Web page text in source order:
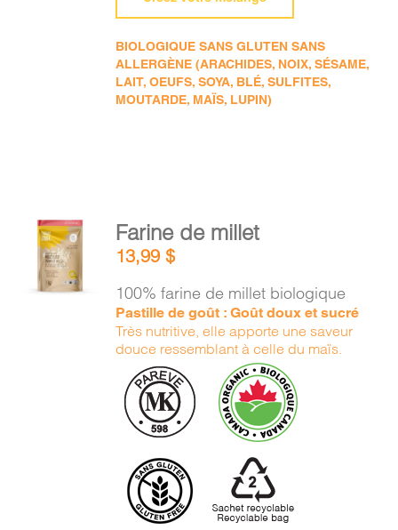
BIOLOGIQUE SANS GLUTEN SANS
ALLERGÈNE (ARACHIDES, NOIX, SÉSAME,
LAIT, OEUFS, SOYA, BLÉ, SULFITES,
MOUTARDE, MAÏS, LUPIN)
AJOUTER
AU
PANIER
Farine de millet
13,99$
100% farine de millet biologique
Pastille de goût : Goût doux et sucré
Très nutritive, elle apporte une saveur
douce ressemblant à celle du maïs.